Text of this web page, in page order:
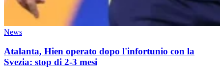
News
Atalanta, Hien operato dopo l'infortunio con la
Svezia: stop di 2-3 mesi